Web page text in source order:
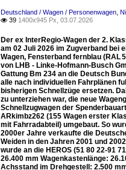
Deutschland / Wagen / Personenwagen
 39 1400x945 Px, 03.07.2026
Der ex InterRegio-Wagen der 2.
am 02 Juli 2026 im Zugverband bei
Wagen, Fensterband fernblau (RAL
von LHB - Linke-Hofmann-Busch
Gattung Bm 234 an die Deutsch
alle nach individuellen Fahrplänen
bisherigen Schnellzüge ersetzen.
zu unterziehen war, die neue
Schnellzugwagen der
ARkimbz262 (155 Wagen erster
mit Fahrradabteil) umgebaut. So
2000er Jahre verkaufte die
Weiden in den Jahren 2001 und
wurde an die HEROS (51 80 22-91
26.400 mm Wagenkastenlänge:
Achsstand im Drehgestell: 2.500